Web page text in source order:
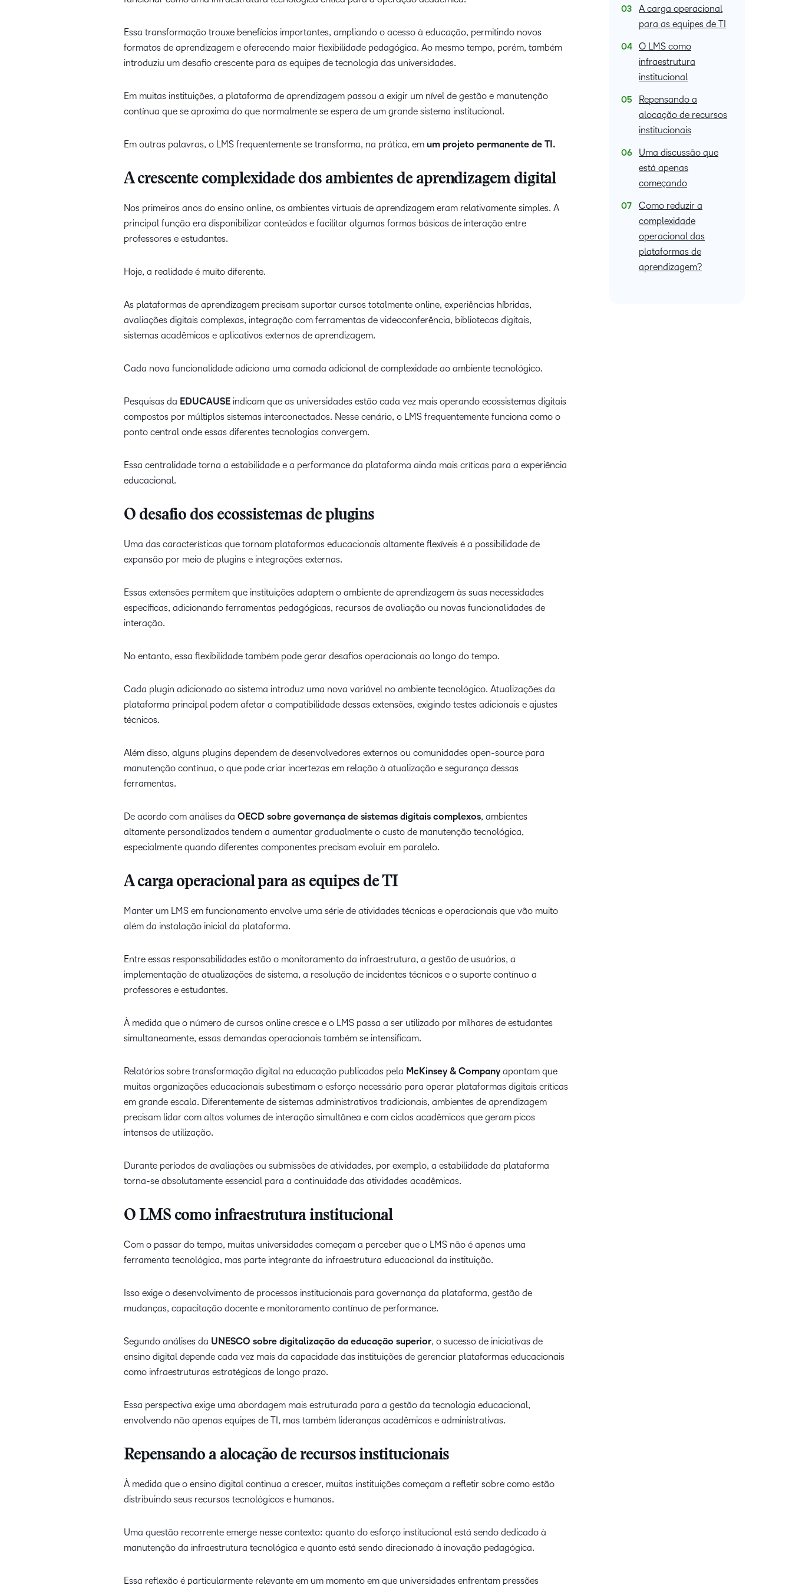
Essa transformação trouxe benefícios importantes, ampliando o acesso à educação, permitindo novos
formatos de aprendizagem e oferecendo maior flexibilidade pedagógica. Ao mesmo tempo, porém, também
introduziu um desafio crescente para as equipes de tecnologia das universidades.
Em muitas instituições, a plataforma de aprendizagem passou a exigir um nível de gestão e manutenção
contínua que se aproxima do que normalmente se espera de um grande sistema institucional.
Em outras palavras, o LMS frequentemente se transforma, na prática, em um projeto permanente de TI.
A crescente complexidade dos ambientes de aprendizagem digital
Nos primeiros anos do ensino online, os ambientes virtuais de aprendizagem eram relativamente simples. A
principal função era disponibilizar conteúdos e facilitar algumas formas básicas de interação entre
professores e estudantes.
Hoje, a realidade é muito diferente.
As plataformas de aprendizagem precisam suportar cursos totalmente online, experiências híbridas,
avaliações digitais complexas, integração com ferramentas de videoconferência, bibliotecas digitais,
sistemas acadêmicos e aplicativos externos de aprendizagem.
Cada nova funcionalidade adiciona uma camada adicional de complexidade ao ambiente tecnológico.
Pesquisas da EDUCAUSE indicam que as universidades estão cada vez mais operando ecossistemas digitais
compostos por múltiplos sistemas interconectados. Nesse cenário, o LMS frequentemente funciona como o
ponto central onde essas diferentes tecnologias convergem.
Essa centralidade torna a estabilidade e a performance da plataforma ainda mais críticas para a experiência
educacional.
O desafio dos ecossistemas de plugins
Uma das características que tornam plataformas educacionais altamente flexíveis é a possibilidade de
expansão por meio de plugins e integrações externas.
Essas extensões permitem que instituições adaptem o ambiente de aprendizagem às suas necessidades
específicas, adicionando ferramentas pedagógicas, recursos de avaliação ou novas funcionalidades de
interação.
No entanto, essa flexibilidade também pode gerar desafios operacionais ao longo do tempo.
Cada plugin adicionado ao sistema introduz uma nova variável no ambiente tecnológico. Atualizações da
plataforma principal podem afetar a compatibilidade dessas extensões, exigindo testes adicionais e ajustes
técnicos.
Além disso, alguns plugins dependem de desenvolvedores externos ou comunidades open-source para
manutenção contínua, o que pode criar incertezas em relação à atualização e segurança dessas
ferramentas.
De acordo com análises da OECD sobre governança de sistemas digitais complexos, ambientes
altamente personalizados tendem a aumentar gradualmente o custo de manutenção tecnológica,
especialmente quando diferentes componentes precisam evoluir em paralelo.
A carga operacional para as equipes de TI
Manter um LMS em funcionamento envolve uma série de atividades técnicas e operacionais que vão muito
além da instalação inicial da plataforma.
Entre essas responsabilidades estão o monitoramento da infraestrutura, a gestão de usuários, a
implementação de atualizações de sistema, a resolução de incidentes técnicos e o suporte contínuo a
professores e estudantes.
À medida que o número de cursos online cresce e o LMS passa a ser utilizado por milhares de estudantes
simultaneamente, essas demandas operacionais também se intensificam.
Relatórios sobre transformação digital na educação publicados pela McKinsey & Companyapontam que
muitas organizações educacionais subestimam o esforço necessário para operar plataformas digitais críticas
em grande escala. Diferentemente de sistemas administrativos tradicionais, ambientes de aprendizagem
precisam lidar com altos volumes de interação simultânea e com ciclos acadêmicos que geram picos
intensos de utilização.
Durante períodos de avaliações ou submissões de atividades, por exemplo, a estabilidade da plataforma
torna-se absolutamente essencial para a continuidade das atividades acadêmicas.
O LMS como infraestrutura institucional
Com o passar do tempo, muitas universidades começam a perceber que o LMS não é apenas uma
ferramenta tecnológica, mas parte integrante da infraestrutura educacional da instituição.
Isso exige o desenvolvimento de processos institucionais para governança da plataforma, gestão de
mudanças, capacitação docente e monitoramento contínuo de performance.
Segundo análises da UNESCO sobre digitalização da educação superior, o sucesso de iniciativas de
ensino digital depende cada vez mais da capacidade das instituições de gerenciar plataformas educacionais
como infraestruturas estratégicas de longo prazo.
Essa perspectiva exige uma abordagem mais estruturada para a gestão da tecnologia educacional,
envolvendo não apenas equipes de TI, mas também lideranças acadêmicas e administrativas.
Repensando a alocação de recursos institucionais
À medida que o ensino digital continua a crescer, muitas instituições começam a refletir sobre como estão
distribuindo seus recursos tecnológicos e humanos.
Uma questão recorrente emerge nesse contexto: quanto do esforço institucional está sendo dedicado à
manutenção da infraestrutura tecnológica e quanto está sendo direcionado à inovação pedagógica.
Essa reflexão é particularmente relevante em um momento em que universidades enfrentam pressões
A carga operacional
para as equipes de TI
O LMS como
infraestrutura
institucional
Repensando a
alocação de recursos
institucionais
Uma discussão que
está apenas
começando
Como reduzir a
complexidade
operacional das
plataformas de
aprendizagem?